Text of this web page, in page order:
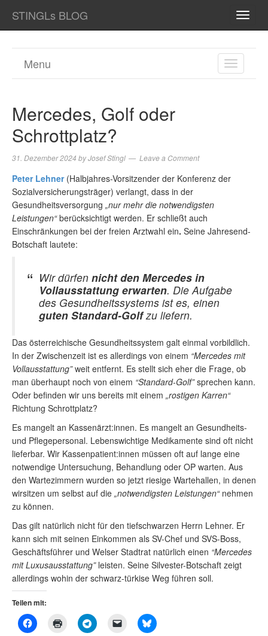
STINGLs BLOG
TOGGLE
Menu
Mercedes, Golf oder
Schrottplatz?
31. Dezember 2024 byJosef Stingl Leave a Comment
Peter Lehner(Halbjahres-Vorsitzender der Konferenz der
Sozialversicherungsträger) verlangt, dass in der
Gesundheitsversorgung „nur mehr die notwendigsten
Leistungen“berücksichtigt werden. Er schließt auch
Einschränkungen bei der freien Arztwahl ein. Seine Jahresend-
Botschaft lautete:
Wir dürfen nicht den Mercedes in
Vollausstattung erwarten. Die Aufgabe
des Gesundheitssystems ist es, einen
guten Standard-Golfzu liefern.
Das österreichische Gesundheitssystem galt einmal vorbildlich.
In der Zwischenzeit ist es allerdings von einem “Mercedes mit
Vollausstattung”weit entfernt. Es stellt sich eher die Frage, ob
man überhaupt noch von einem “Standard-Golf”sprechen kann.
Oder befinden wir uns bereits mit einem „rostigen Karren“
Richtung Schrottplatz?
Es mangelt an Kassenärzt:innen. Es mangelt an Gesundheits-
und Pflegepersonal. Lebenswichtige Medikamente sind oft nicht
lieferbar. Wir Kassenpatient:innen müssen oft auf lange eine
notwendige Untersuchung, Behandlung oder OP warten. Aus
den Wartezimmern wurden so jetzt riesige Wartehallen, in denen
wirsitzen um selbst auf die „notwendigsten Leistungen“nehmen
zu können.
Das gilt natürlich nicht für den tiefschwarzen Herrn Lehner. Er
kann sich mit seinen Einkommen als SV-Chef und SVS-Boss,
Geschäftsführer und Welser Stadtrat natürlich einen “Mercedes
mit Luxusausstattung” leisten. Seine Silvester-Botschaft zeigt
allerdings wohin der schwarz-türkise Weg führen soll.
Teilen mit: